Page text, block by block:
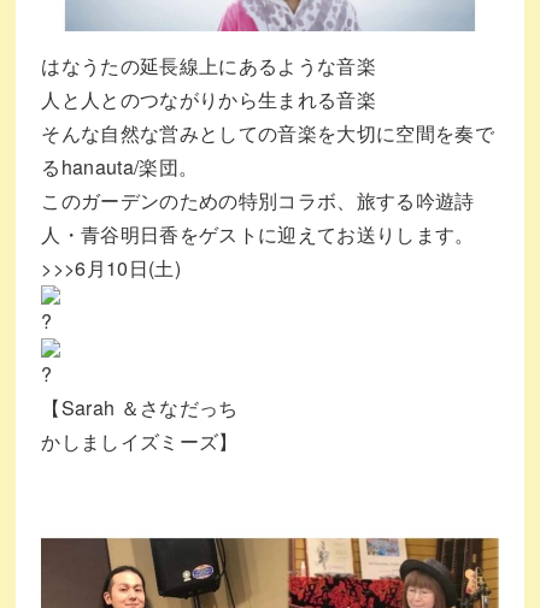
はなうたの延長線上にあるような音楽
人と人とのつながりから生まれる音楽
そんな自然な営みとしての音楽を大切に空間を奏で
るhanauta/楽団。
このガーデンのための特別コラボ、旅する吟遊詩
人・青谷明日香をゲストに迎えてお送りします。
>>>6月10日(土)
【Sarah ＆さなだっち
かしましイズミーズ】